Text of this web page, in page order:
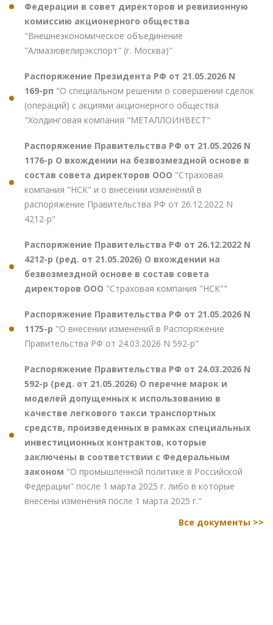
Федерации в совет директоров и ревизионную
комиссию акционерного общества
"Внешнеэкономическое объединение
"Алмазювелирэкспорт" (г. Москва)"
Распоряжение Президента РФ от 21.05.2026 N
169-рп "О специальном решении о совершении сделок
(операций) с акциями акционерного общества
"Холдинговая компания "МЕТАЛЛОИНВЕСТ"
Распоряжение Правительства РФ от 21.05.2026 N
1176-р О вхождении на безвозмездной основе в
состав совета директоров ООО "Страховая
компания "НСК" и о внесении изменений в
распоряжение Правительства РФ от 26.12.2022 N
4212-р"
Распоряжение Правительства РФ от 26.12.2022 N
4212-р (ред. от 21.05.2026) О вхождении на
безвозмездной основе в состав совета
директоров ООО "Страховая компания "НСК""
Распоряжение Правительства РФ от 21.05.2026 N
1175-р "О внесении изменений в Распоряжение
Правительства РФ от 24.03.2026 N 592-р"
Распоряжение Правительства РФ от 24.03.2026 N
592-р (ред. от 21.05.2026) О перечне марок и
моделей допущенных к использованию в
качестве легкового такси транспортных
средств, произведенных в рамках специальных
инвестиционных контрактов, которые
заключены в соответствии с Федеральным
законом "О промышленной политике в Российской
Федерации" после 1 марта 2025 г. либо в которые
внесены изменения после 1 марта 2025 г."
Все документы >>